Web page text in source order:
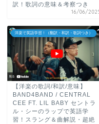
訳！歌詞の意味＆考察つき
16/06/
洋楽で英語学習！（翻訳・和訳・歌詞つき）
【洋楽の歌詞/和訳/意味】
BAND4BAND / CENTRAL
CEE FT. LIL BABY セントラ
ル・シーのラップで英語学
習！スラング＆曲解説・超絶